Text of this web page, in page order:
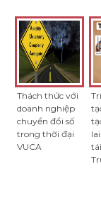
Thách thức với
doanh nghiệp
chuyển đổi số
trong thời đại
VUCA